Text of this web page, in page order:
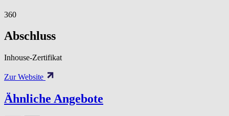
360
Abschluss
Inhouse-Zertifikat
Zur Website
Ähnliche Angebote